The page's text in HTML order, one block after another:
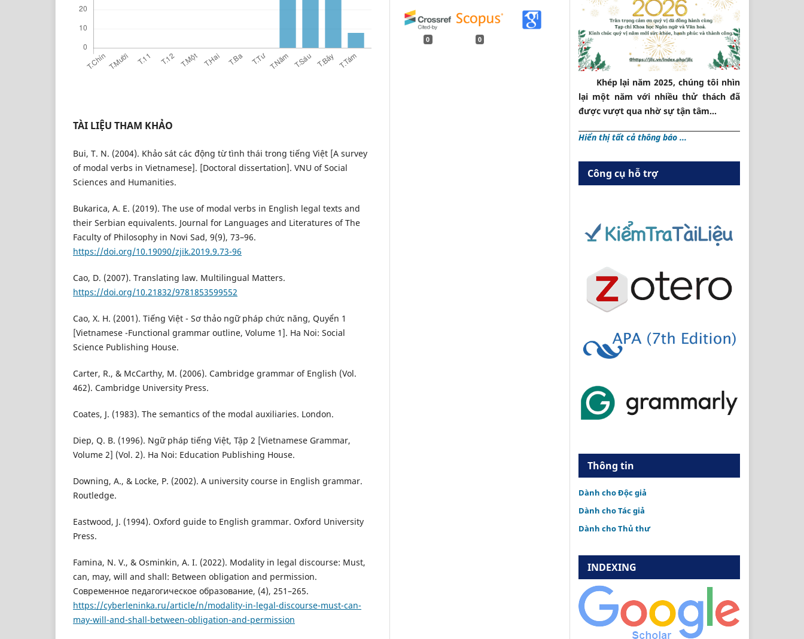
TÀI LIỆU THAM KHẢO
Bui, T. N. (2004). Khảo sát các động từ tình thái trong tiếng Việt [A survey
of modal verbs in Vietnamese]. [Doctoral dissertation]. VNU of Social
Sciences and Humanities.
Bukarica, A. E. (2019). The use of modal verbs in English legal texts and
their Serbian equivalents. Journal for Languages and Literatures of The
Faculty of Philosophy in Novi Sad, 9(9), 73–96.
https://doi.org/10.19090/zjik.2019.9.73-96
Cao, D. (2007). Translating law. Multilingual Matters.
https://doi.org/10.21832/9781853599552
Cao, X. H. (2001). Tiếng Việt - Sơ thảo ngữ pháp chức năng, Quyển 1
[Vietnamese -Functional grammar outline, Volume 1]. Ha Noi: Social
Science Publishing House.
Carter, R., & McCarthy, M. (2006). Cambridge grammar of English (Vol.
462). Cambridge University Press.
Coates, J. (1983). The semantics of the modal auxiliaries. London.
Diep, Q. B. (1996). Ngữ pháp tiếng Việt, Tập 2 [Vietnamese Grammar,
Volume 2] (Vol. 2). Ha Noi: Education Publishing House.
Downing, A., & Locke, P. (2002). A university course in English grammar.
Routledge.
Eastwood, J. (1994). Oxford guide to English grammar. Oxford University
Press.
Famina, N. V., & Osminkin, A. I. (2022). Modality in legal discourse: Must,
can, may, will and shall: Between obligation and permission.
Современное педагогическое образование, (4), 251–265.
https://cyberleninka.ru/article/n/modality-in-legal-discourse-must-can-
may-will-and-shall-between-obligation-and-permission
0 0
Khép lại năm 2025, chúng tôi nhìn
lại một năm với nhiều thử thách đã
được vượt qua nhờ sự tận tâm...
Hiển thị tất cả thông báo ...
Công cụ hỗ trợ
Thông tin
Dành cho Độc giả
Dành cho Tác giả
Dành cho Thủ thư
INDEXING